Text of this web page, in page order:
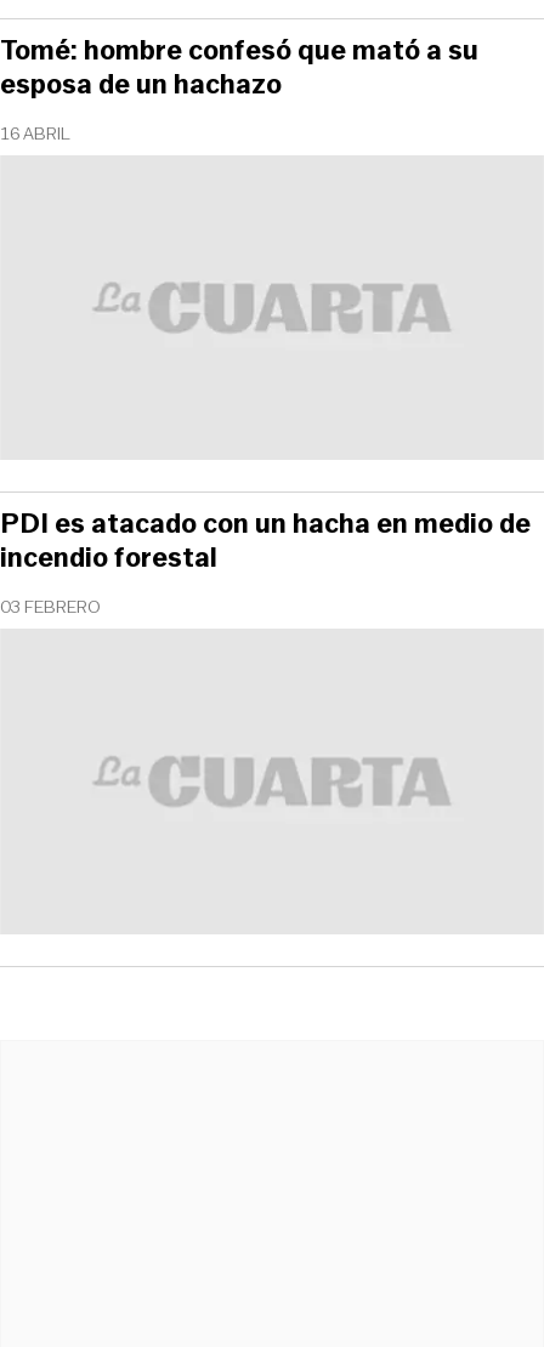
16 ABRIL
Tomé: hombre confesó que mató a su
esposa de un hachazo
03 FEBRERO
PDI es atacado con un hacha en medio de
incendio forestal